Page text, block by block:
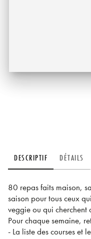
DESCRIPTIF DÉTAILS
80 repas faits maison,
saison pour tous ceux
veggie ou qui cherchent
Pour chaque semaine,
- La liste des courses et